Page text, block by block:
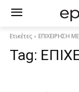
Ετικέτες ΕΠΙΧΕΙΡΗΣΗ
Tag: